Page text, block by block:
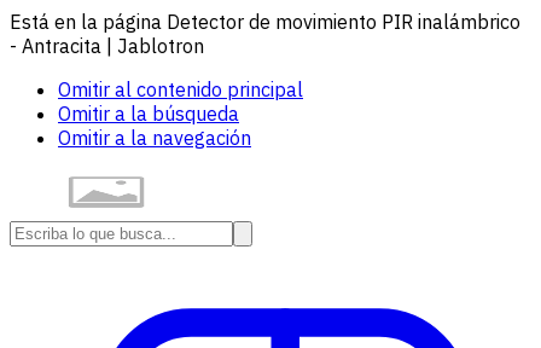
Está en la página Detector de movimiento PIR inalámbrico
- Antracita | Jablotron
Omitir al contenido principal
Omitir a la búsqueda
Omitir a la navegación